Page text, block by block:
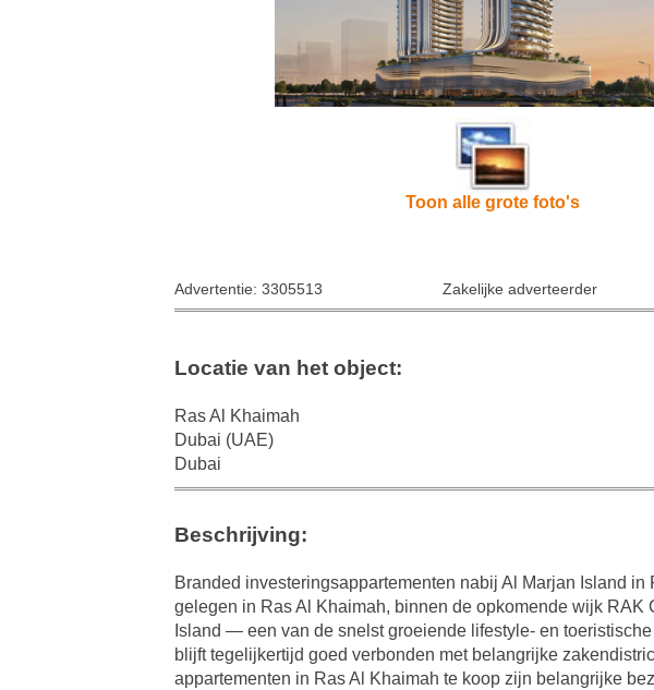
Toon alle grote foto's
Advertentie: 3305513 Zakelijke adverteerder
Locatie van het object:
Ras Al Khaimah
Dubai (UAE)
Dubai
Beschrijving:
Branded investeringsappartementen nabij Al Marjan Island
gelegen in Ras Al Khaimah, binnen de opkomende wijk
Island — een van de snelst groeiende lifestyle- en
blijft tegelijkertijd goed verbonden met belangrijke
appartementen in Ras Al Khaimah te koop zijn belangrijke